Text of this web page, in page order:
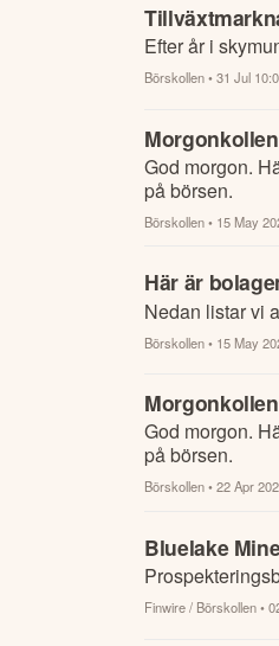
Efter år i
Börskollen• 31 Jul
God morgon.
på börsen.
Börskollen• 15 May
Här är
Nedan listar vi
Börskollen• 15 May
God morgon.
på börsen.
Börskollen• 22 Apr
Bluelake
Finwire / Börskollen•